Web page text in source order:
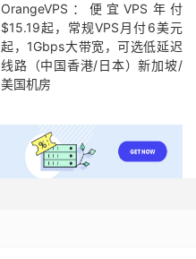
OrangeVPS：便宜VPS年付
$15.19起，常规VPS月付6美元
起，1Gbps大带宽，可选低延迟
线路（中国香港/日本）新加坡/
美国机房